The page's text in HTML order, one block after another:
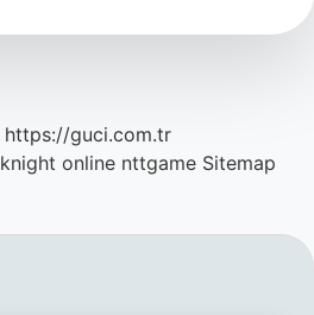
https://guci.com.tr
knight online nttgame Sitemap